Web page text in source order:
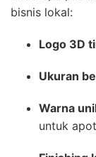
bisnis lokal:
Logo 3D
Ukuran
Warna
untuk